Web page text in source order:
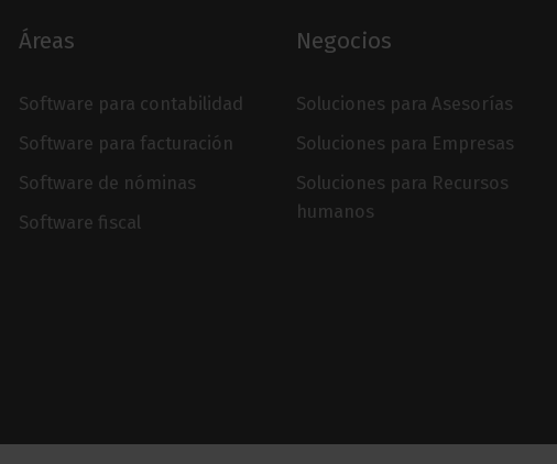
Áreas
Software para contabilidad
Software para facturación
Software de nóminas
Software fiscal
Negocios
Soluciones para Asesorías
Soluciones para Empresas
Soluciones para Recursos
humanos